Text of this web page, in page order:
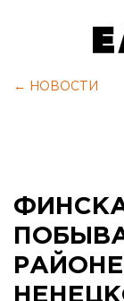
← НОВОСТИ